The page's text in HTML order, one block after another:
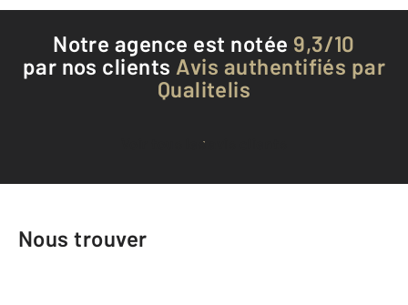
Notre agence est notée 9,3/10
par nos clients Avis authentifiés par
Qualitelis
Voir tous les avis clients
Nous trouver